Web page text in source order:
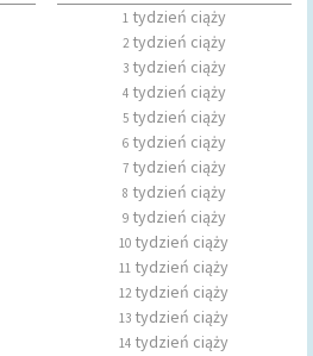
1tydzień ciąży
2tydzień ciąży
3tydzień ciąży
4tydzień ciąży
5tydzień ciąży
6tydzień ciąży
7tydzień ciąży
8 tydzień ciąży
9tydzień ciąży
10 tydzień ciąży
11 tydzień ciąży
12tydzień ciąży
13 tydzień ciąży
14 tydzień ciąży